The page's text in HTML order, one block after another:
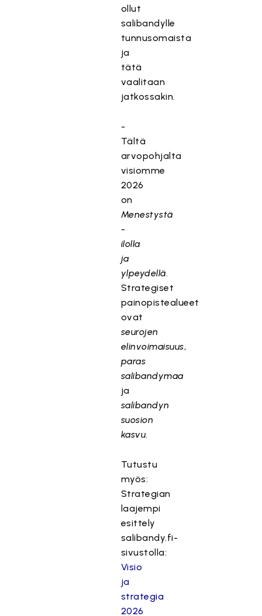
ollut
salibandylle
tunnusomaista
ja
tätä
vaalitaan
jatkossakin.
-
Tältä
arvopohjalta
visiomme
2026
on
Menestystä
-
ilolla
ja
ylpeydellä.
Strategiset
painopistealueet
ovat
seurojen
elinvoimaisuus,
paras
salibandymaa
ja
salibandyn
suosion
kasvu.
Tutustu
myös:
Strategian
laajempi
esittely
salibandy.fi-
sivustolla:
Visio
ja
strategia
2026